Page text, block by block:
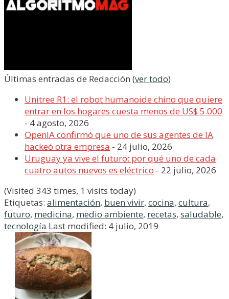
Últimas entradas de Redacción (ver todo)
Unitree R1: el robot humanoide chino que quiere
entrar en los hogares cuesta menos de US$ 5.000
- 4 agosto, 2026
OpenIA confirmó que uno de sus agentes de IA
hackeó otra empresa - 24 julio, 2026
Uruguay ya vive el futuro: por qué uno de cada
cuatro autos nuevos es eléctrico - 22 julio, 2026
(Visited 343 times, 1 visits today)
Etiquetas: alimentación, buen vivir, cocina, cultura,
futuro, medicina, medio ambiente, recetas, saludable,
tecnología Last modified: 4 julio, 2019